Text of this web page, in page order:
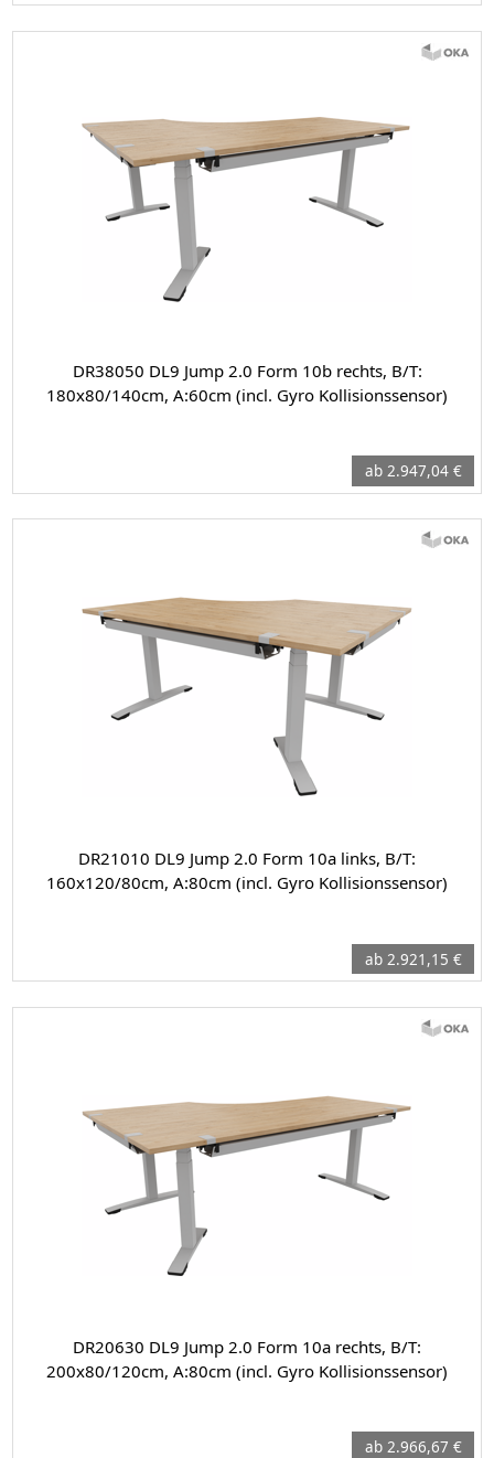
DR38050 DL9 Jump 2.0 Form 10b rechts, B/T:
180x80/140cm, A:60cm (incl. Gyro Kollisionssensor)
ab 2.947,04 €
DR21010 DL9 Jump 2.0 Form 10a links, B/T:
160x120/80cm, A:80cm (incl. Gyro Kollisionssensor)
ab 2.921,15 €
DR20630 DL9 Jump 2.0 Form 10a rechts, B/T:
200x80/120cm, A:80cm (incl. Gyro Kollisionssensor)
ab 2.966,67 €